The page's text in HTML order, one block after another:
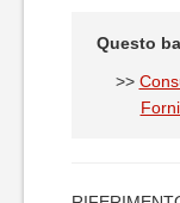
Questo
>>